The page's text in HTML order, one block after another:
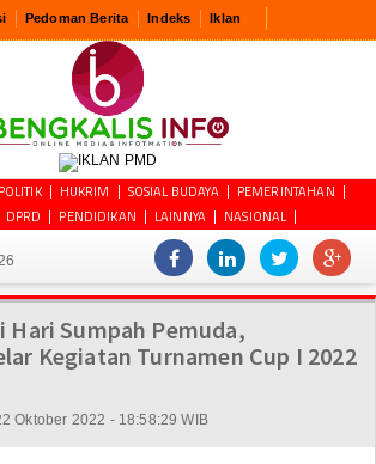
Pedoman Berita Indeks Iklan
POLITIK HUKRIM SOSIAL BUDAYA
PEMERINTAHAN
DPRD PENDIDIKAN LAINNYA NASIONAL
Hari Sumpah Pemuda,
Kegiatan Turnamen Cup I 2022
Oktober 2022 - 18:58:29 WIB